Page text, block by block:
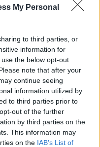
My Personal
to third parties, or
information for
the below opt-out
note that after your
continue seeing
information utilized by
to third parties prior to
out of the further
by third parties on the
This information may
on the IAB’s List of
, ΕΤΑΙΡΕΙΕΣ